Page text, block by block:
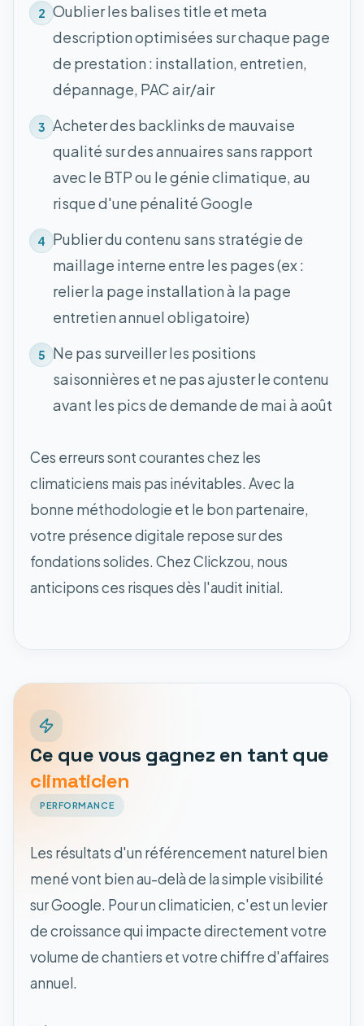
2 Oublier les balises title et meta
description optimisées sur chaque page
de prestation : installation, entretien,
dépannage, PAC air/air
3 Acheter des backlinks de mauvaise
qualité sur des annuaires sans rapport
avec le BTP ou le génie climatique, au
risque d'une pénalité Google
4 Publier du contenu sans stratégie de
maillage interne entre les pages (ex :
relier la page installation à la page
entretien annuel obligatoire)
5 Ne pas surveiller les positions
saisonnières et ne pas ajuster le contenu
avant les pics de demande de mai à août
Ces erreurs sont courantes chez les
climaticiens mais pas inévitables. Avec la
bonne méthodologie et le bon partenaire,
votre présence digitale repose sur des
fondations solides. Chez Clickzou, nous
anticipons ces risques dès l'audit initial.
Ce que vous gagnez en tant que
climaticien
PERFORMANCE
Les résultats d'un référencement naturel bien
mené vont bien au-delà de la simple visibilité
sur Google. Pour un climaticien, c'est un levier
de croissance qui impacte directement votre
volume de chantiers et votre chiffre d'affaires
annuel.